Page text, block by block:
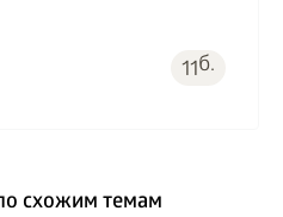
11б.
схожим темам